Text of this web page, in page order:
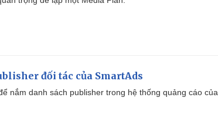
đối tác của SmartAds
nắm danh sách publisher trong hệ thống quảng cáo của